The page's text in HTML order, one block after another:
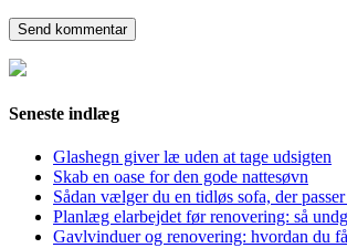
Seneste indlæg
Glashegn giver læ uden at tage udsigten
Skab en oase for den gode nattesøvn
Sådan vælger du en tidløs sofa, der
Planlæg elarbejdet før renovering: så
Gavlvinduer og renovering: hvordan du